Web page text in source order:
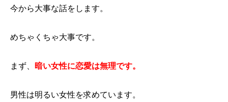
今から大事な話をします。
めちゃくちゃ大事です。
まず、 暗い女性に恋愛は無理です。
男性は明るい女性を求めています。